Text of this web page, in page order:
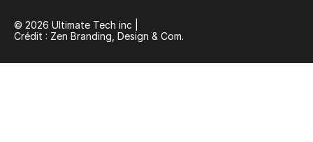
© 2026 Ultimate Tech inc |
Crédit : Zen Branding, Design & Com.